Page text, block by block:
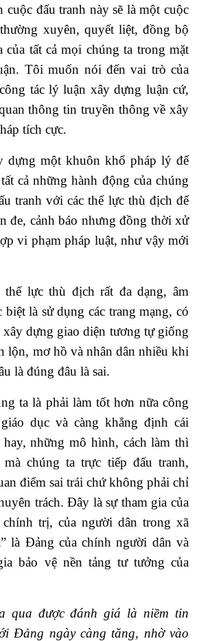
cuộc đấu tranh này sẽ là một cuộc
xuyên, quyết liệt, đồng bộ
của tất cả mọi chúng ta trong mặt
Tôi muốn nói đến vai trò của
tác lý luận xây dựng luận cứ,
thông tin truyền thông về xây
tích cực.
dựng một khuôn khổ pháp lý để
cả những hành động của chúng
tranh với các thế lực thù địch để
đe, cảnh báo nhưng đồng thời xử
vi phạm pháp luật, như vậy mới
thế lực thù địch rất đa dạng, âm
là sử dụng các trang mạng, có
dựng giao diện tương tự giống
lộn, mơ hồ và nhân dân nhiều khi
là đúng đâu là sai.
ta là phải làm tốt hơn nữa công
dục và càng khẳng định cái
những mô hình, cách làm thì
chúng ta trực tiếp đấu tranh,
điểm sai trái chứ không phải chỉ
trách. Đây là sự tham gia của
trị, của người dân trong xã
là Đảng của chính người dân và
bảo vệ nền tảng tư tưởng của
qua được đánh giá là niềm tin
Đảng ngày càng tăng, nhờ vào